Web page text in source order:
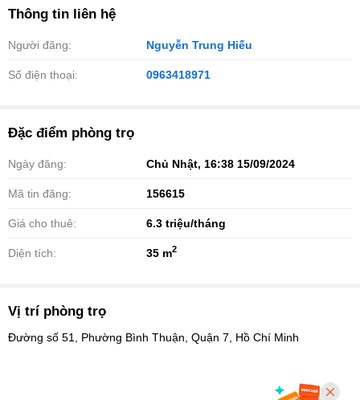
Thông tin liên hệ
Người đăng: Nguyễn Trung Hiếu
Số điện thoại: 0963418971
Đặc điểm phòng trọ
Ngày đăng: Chủ Nhật, 16:38 15/09/2024
Mã tin đăng: 156615
Giá cho thuê: 6.3 triệu/tháng
Diện tích: 35 m2
Vị trí phòng trọ
Đường số 51, Phường Bình Thuận, Quận 7, Hồ Chí Minh